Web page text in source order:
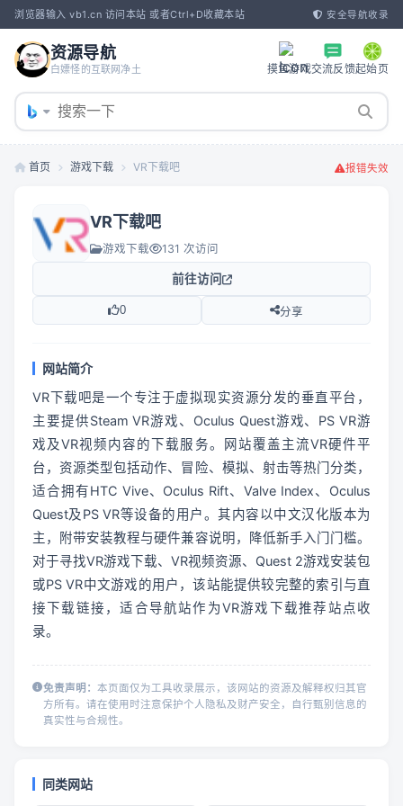
浏览器输入 vb1.cn 访问本站 或者Ctrl+D收藏本站 安全导航收录
资源导航
白嫖怪的互联网净土 摸鱼游戏交流反馈起始页
首页 游戏下载 VR下载吧 报错失效
VR下载吧
游戏下载 131 次访问
前往访问
0 分享
网站简介
VR下载吧是一个专注于虚拟现实资源分发的垂直平台，
主要提供Steam VR游戏、Oculus Quest游戏、PS VR游
戏及VR视频内容的下载服务。网站覆盖主流VR硬件平
台，资源类型包括动作、冒险、模拟、射击等热门分类，
适合拥有HTC Vive、Oculus Rift、Valve Index、Oculus
Quest及PS VR等设备的用户。其内容以中文汉化版本为
主，附带安装教程与硬件兼容说明，降低新手入门门槛。
对于寻找VR游戏下载、VR视频资源、Quest 2游戏安装包
或PS VR中文游戏的用户，该站能提供较完整的索引与直
接下载链接，适合导航站作为VR游戏下载推荐站点收
录。
免责声明： 本页面仅为工具收录展示，该网站的资源及解释权归其官
方所有。请在使用时注意保护个人隐私及财产安全，自行甄别信息的
真实性与合规性。
同类网站